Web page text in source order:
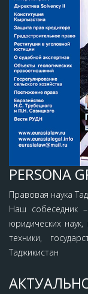
PERSONA
Правовая наука
Наш собеседник
юридических
техники,
Таджикистан